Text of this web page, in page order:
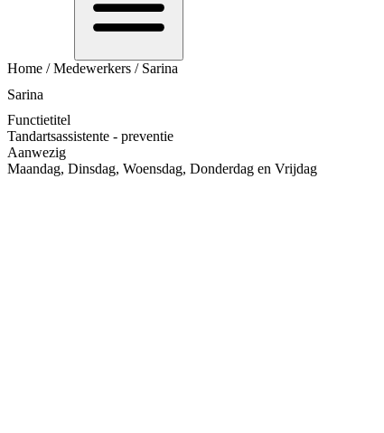
Home /Medewerkers / Sarina
Sarina
Functietitel
Tandartsassistente - preventie
Aanwezig
Maandag, Dinsdag, Woensdag, Donderdag en Vrijdag